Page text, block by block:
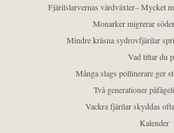
Fjärilslarvernas värdväxter– Mycket
Monarker migrerar
Mindre kräsna sydrovfjärilar
Vad tittar du
Många slags pollinerare ger
Två generationer
Vackra fjärilar skyddas
Kalender